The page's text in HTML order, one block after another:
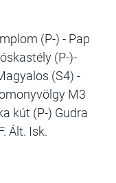
(P-) - Pap
(P-)-
(S4) -
M3
kút (P-) Gudra
Ált. Isk.